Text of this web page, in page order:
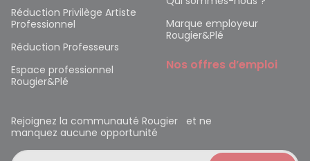
Réduction Privilège Artiste
Professionnel
Réduction Professeurs
Espace professionnel
Rougier&Plé
Marque employeur
Rougier&Plé
Nos offres d’emploi
Rejoignez la communauté Rougier et ne
manquez aucune opportunité